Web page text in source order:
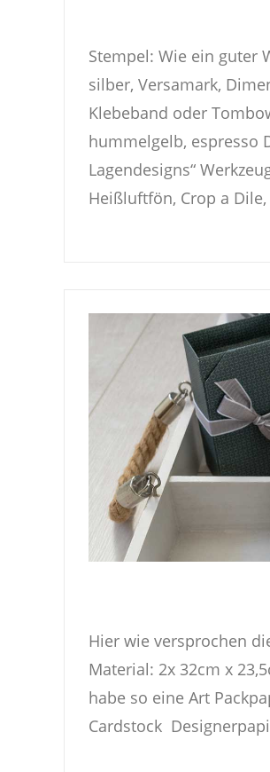
Stempel: Wie ein guter
silber, Versamark,
Klebeband oder
hummelgelb, espresso
Lagendesigns“
Heißluftfön, Crop a
Hier wie versprochen
Material: 2x 32cm x
habe so eine Art
Cardstock